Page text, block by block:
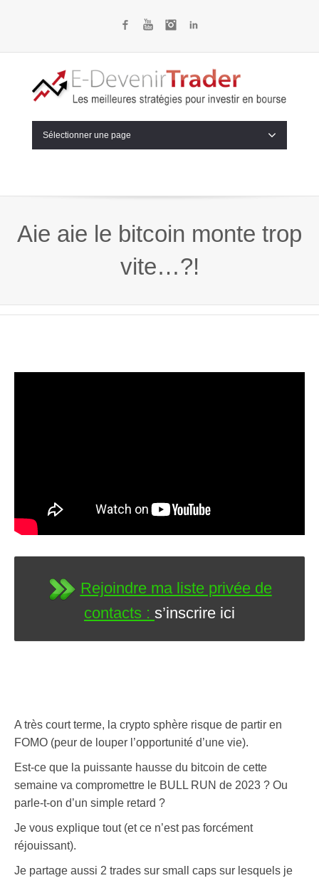
FacebookYouTubeInstagram
Sélectionner une page
Aie aie le bitcoin monte trop
vite…?!
Rejoindre ma liste privée de
contacts : s’inscrire ici
A très court terme, la crypto sphère risque de partir en
FOMO (peur de louper l’opportunité d’une vie).
Est-ce que la puissante hausse du bitcoin de cette
semaine va compromettre le BULL RUN de 2023 ? Ou
parle-t-on d’un simple retard ?
Je vous explique tout (et ce n’est pas forcément
réjouissant).
Je partage aussi 2 trades sur small caps sur lesquels je